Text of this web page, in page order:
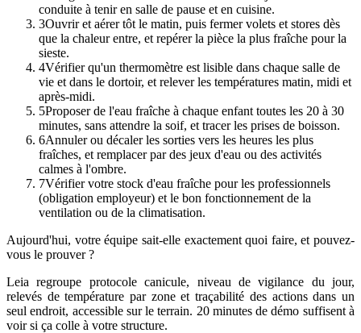
conduite à tenir en salle de pause et en cuisine.
3Ouvrir et aérer tôt le matin, puis fermer volets et stores dès
que la chaleur entre, et repérer la pièce la plus fraîche pour la
sieste.
4Vérifier qu'un thermomètre est lisible dans chaque salle de
vie et dans le dortoir, et relever les températures matin, midi et
après-midi.
5Proposer de l'eau fraîche à chaque enfant toutes les 20 à 30
minutes, sans attendre la soif, et tracer les prises de boisson.
6Annuler ou décaler les sorties vers les heures les plus
fraîches, et remplacer par des jeux d'eau ou des activités
calmes à l'ombre.
7Vérifier votre stock d'eau fraîche pour les professionnels
(obligation employeur) et le bon fonctionnement de la
ventilation ou de la climatisation.
Aujourd'hui, votre équipe sait-elle exactement quoi faire, et pouvez-
vous le prouver ?
Leia regroupe protocole canicule, niveau de vigilance du jour,
relevés de température par zone et traçabilité des actions dans un
seul endroit, accessible sur le terrain. 20 minutes de démo suffisent à
voir si ça colle à votre structure.